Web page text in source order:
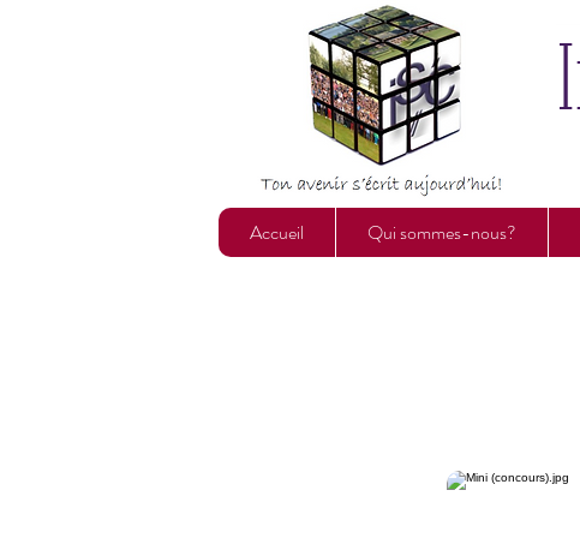
Accueil Qui sommes-nous?